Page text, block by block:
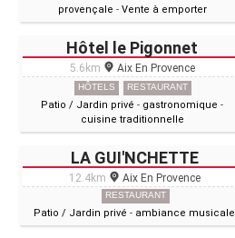
provençale - Vente à emporter
Hôtel le Pigonnet
5.6km Aix En Provence
HÔTELS RESTAURANT
Patio / Jardin privé - gastronomique -
cuisine traditionnelle
LA GUI'NCHETTE
12.4km Aix En Provence
RESTAURANT
Patio / Jardin privé - ambiance musicale